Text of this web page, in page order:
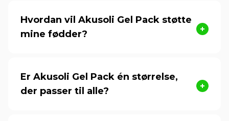
Hvordan vil Akusoli Gel Pack støtte
mine fødder?
Er Akusoli Gel Pack én størrelse,
der passer til alle?